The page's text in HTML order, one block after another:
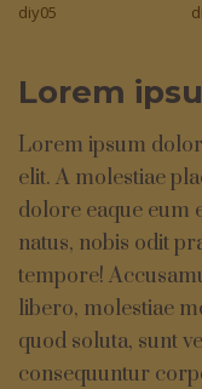
diy05
Lorem
Lorem ipsum
elit. A molestiae
dolore eaque eum
natus, nobis odit
tempore!
libero, molestiae
quod soluta, sunt
consequuntur